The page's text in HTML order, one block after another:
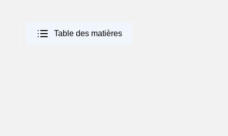
Table des matières